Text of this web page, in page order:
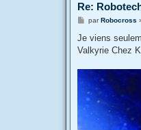
Re:
M
s
a
e
parRobocross
Je viens
Valkyrie Chez